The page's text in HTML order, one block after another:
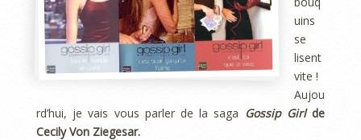
uins
se
lisent
vite !
Aujou
rd’hui, je vais vous parler de la saga Gossip Girlde
Cecily Von Ziegesar.